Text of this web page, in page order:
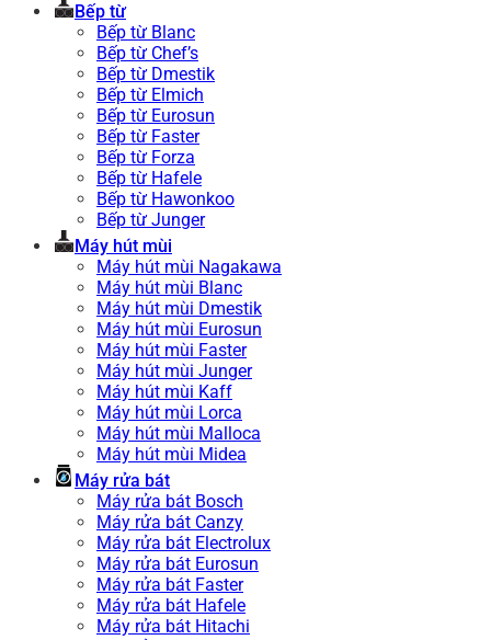
Bếp từ
Bếp từ Blanc
Bếp từ Chef’s
Bếp từ Dmestik
Bếp từ Elmich
Bếp từ Eurosun
Bếp từ Faster
Bếp từ Forza
Bếp từ Hafele
Bếp từ Hawonkoo
Bếp từ Junger
Máy hút mùi
Máy hút mùi Nagakawa
Máy hút mùi Blanc
Máy hút mùi Dmestik
Máy hút mùi Eurosun
Máy hút mùi Faster
Máy hút mùi Junger
Máy hút mùi Kaff
Máy hút mùi Lorca
Máy hút mùi Malloca
Máy hút mùi Midea
Máy rửa bát
Máy rửa bát Bosch
Máy rửa bát Canzy
Máy rửa bát Electrolux
Máy rửa bát Eurosun
Máy rửa bát Faster
Máy rửa bát Hafele
Máy rửa bát Hitachi